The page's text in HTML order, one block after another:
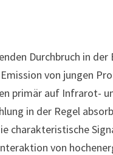
Durchbruch in
von jungen
primär auf Infrarot-
in der Regel
charakteristische
von